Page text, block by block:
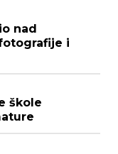
nad
i
škole